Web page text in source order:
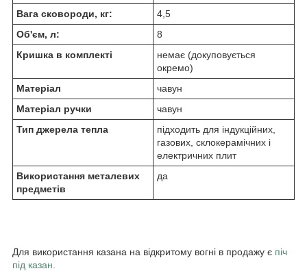
Вага сковороди, кг:
4,5
Об'єм, л:
8
Кришка в комплекті
немає (докуповується
окремо)
Матеріал
чавун
Матеріал ручки
чавун
Тип джерела тепла
підходить для індукційних,
газових, склокерамічних і
електричних плит
Використання металевих
предметів
да
Для використання казана на відкритому вогні в продажу є піч
під казан.